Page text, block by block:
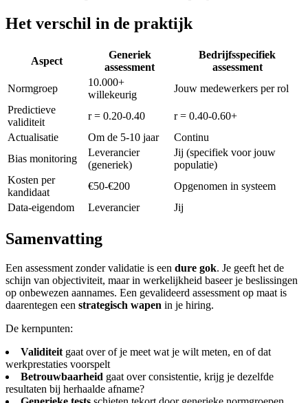
Het verschil in de praktijk
Aspect
Generiek
assessment
Bedrijfsspecifiek
assessment
Normgroep
10.000+
willekeurig
Jouw medewerkers per rol
Predictieve
validiteit
r = 0.20-0.40
r = 0.40-0.60+
Actualisatie
Om de 5-10 jaar
Continu
Bias monitoring
Leverancier
(generiek)
Jij (specifiek voor jouw
populatie)
Kosten per
kandidaat
€50-€200
Opgenomen in systeem
Data-eigendom
Leverancier Jij
Samenvatting
Een assessment zonder validatie is een dure gok. Je geeft het de
schijn van objectiviteit, maar in werkelijkheid baseer je beslissingen
op onbewezen aannames. Een gevalideerd assessment op maat is
daarentegen een strategisch wapen in je hiring.
De kernpunten:
Validiteit gaat over of je meet wat je wilt meten, en of dat
werkprestaties voorspelt
Betrouwbaarheid gaat over consistentie, krijg je dezelfde
resultaten bij herhaalde afname?